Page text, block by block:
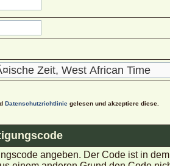
Datenschutzrichtliniegelesen und akzeptiere diese.
angeben. Der Code ist in